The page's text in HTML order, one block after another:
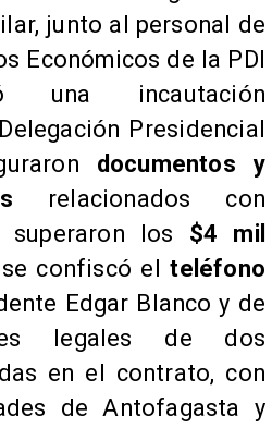
junto al personal de
Económicos de la PDI
una incautación
Presidencial
documentos y
relacionados con
superaron los $4 mil
se confiscó elteléfono
Edgar Blanco y de
legales de dos
en el contrato, con
de Antofagasta y